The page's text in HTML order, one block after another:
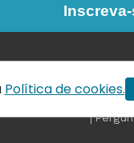
Política de cookies.
Política de